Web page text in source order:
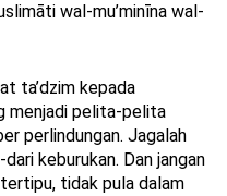
wal-mu’minīna wal-
ta’dzim kepada
menjadi pelita-pelita
perlindungan. Jagalah
keburukan. Dan jangan
tidak pula dalam